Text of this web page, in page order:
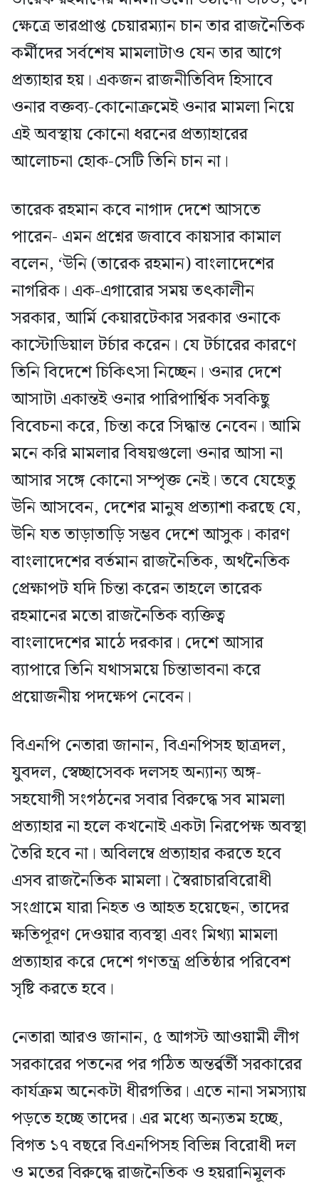
ক্ষেত্রে ভারপ্রাপ্ত চেয়ারম্যান চান তার রাজনৈতিক
কর্মীদের সর্বশেষ মামলাটাও যেন তার আগে
প্রত্যাহার হয়। একজন রাজনীতিবিদ হিসাবে
ওনার বক্তব্য-কোনোক্রমেই ওনার মামলা নিয়ে
এই অবস্থায় কোনো ধরনের প্রত্যাহারের
আলোচনা হোক-সেটি তিনি চান না।
তারেক রহমান কবে নাগাদ দেশে আসতে
পারেন- এমন প্রশ্নের জবাবে কায়সার কামাল
বলেন, ‘উনি (তারেক রহমান) বাংলাদেশের
নাগরিক। এক-এগারোর সময় তৎকালীন
সরকার, আর্মি কেয়ারটেকার সরকার ওনাকে
কাস্টোডিয়াল টর্চার করেন। যে টর্চারের কারণে
তিনি বিদেশে চিকিৎসা নিচ্ছেন। ওনার দেশে
আসাটা একান্তই ওনার পারিপার্শ্বিক সবকিছু
বিবেচনা করে, চিন্তা করে সিদ্ধান্ত নেবেন। আমি
মনে করি মামলার বিষয়গুলো ওনার আসা না
আসার সঙ্গে কোনো সম্পৃক্ত নেই। তবে যেহেতু
উনি আসবেন, দেশের মানুষ প্রত্যাশা করছে যে,
উনি যত তাড়াতাড়ি সম্ভব দেশে আসুক। কারণ
বাংলাদেশের বর্তমান রাজনৈতিক, অর্থনৈতিক
প্রেক্ষাপট যদি চিন্তা করেন তাহলে তারেক
রহমানের মতো রাজনৈতিক ব্যক্তিত্ব
বাংলাদেশের মাঠে দরকার। দেশে আসার
ব্যাপারে তিনি যথাসময়ে চিন্তাভাবনা করে
প্রয়োজনীয় পদক্ষেপ নেবেন।
বিএনপি নেতারা জানান, বিএনপিসহ ছাত্রদল,
যুবদল, স্বেচ্ছাসেবক দলসহ অন্যান্য অঙ্গ-
সহযোগী সংগঠনের সবার বিরুদ্ধে সব মামলা
প্রত্যাহার না হলে কখনোই একটা নিরপেক্ষ অবস্থা
তৈরি হবে না। অবিলম্বে প্রত্যাহার করতে হবে
এসব রাজনৈতিক মামলা। স্বৈরাচারবিরোধী
সংগ্রামে যারা নিহত ও আহত হয়েছেন, তাদের
ক্ষতিপূরণ দেওয়ার ব্যবস্থা এবং মিথ্যা মামলা
প্রত্যাহার করে দেশে গণতন্ত্র প্রতিষ্ঠার পরিবেশ
সৃষ্টি করতে হবে।
নেতারা আরও জানান, ৫ আগস্ট আওয়ামী লীগ
সরকারের পতনের পর গঠিত অন্তর্র্বর্তী সরকারের
কার্যক্রম অনেকটা ধীরগতির। এতে নানা সমস্যায়
পড়তে হচ্ছে তাদের। এর মধ্যে অন্যতম হচ্ছে,
বিগত ১৭ বছরে বিএনপিসহ বিভিন্ন বিরোধী দল
ও মতের বিরুদ্ধে রাজনৈতিক ও হয়রানিমূলক